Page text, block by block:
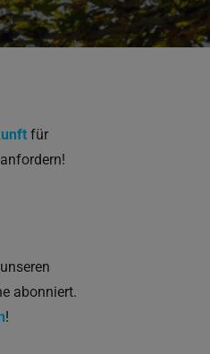
für
anfordern!
abonniert.
!